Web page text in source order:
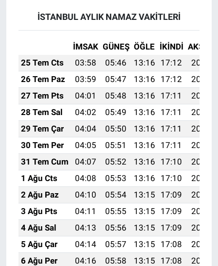
İSTANBUL AYLIK NAMAZ VAKITLERI
İMSAK GÜNEŞ ÖĞLE İKINDI AKŞAM
25 Tem Cts
03:58 05:46 13:16 17:12
20:35
26 Tem Paz
03:59 05:47 13:16 17:12
20:34
27 Tem Pts
04:01 05:48 13:16 17:11
20:33
28 Tem Sal
04:02 05:49 13:16 17:11
20:32
29 Tem Çar
04:04 05:50 13:16 17:11
20:31
30 Tem Per
04:05 05:51 13:16 17:11
20:30
31 Tem Cum
04:07 05:52 13:16 17:10
20:29
1 Ağu Cts
04:08 05:53 13:16 17:10
20:28
2 Ağu Paz
04:10 05:54 13:15 17:09
20:27
3 Ağu Pts
04:11 05:55 13:15 17:09
20:26
4 Ağu Sal
04:13 05:56 13:15 17:09
20:25
5 Ağu Çar
04:14 05:57 13:15 17:08
20:24
6 Ağu Per
04:16 05:58 13:15 17:08
20:23